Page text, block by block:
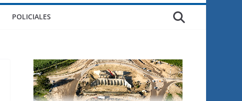
POLICIALES